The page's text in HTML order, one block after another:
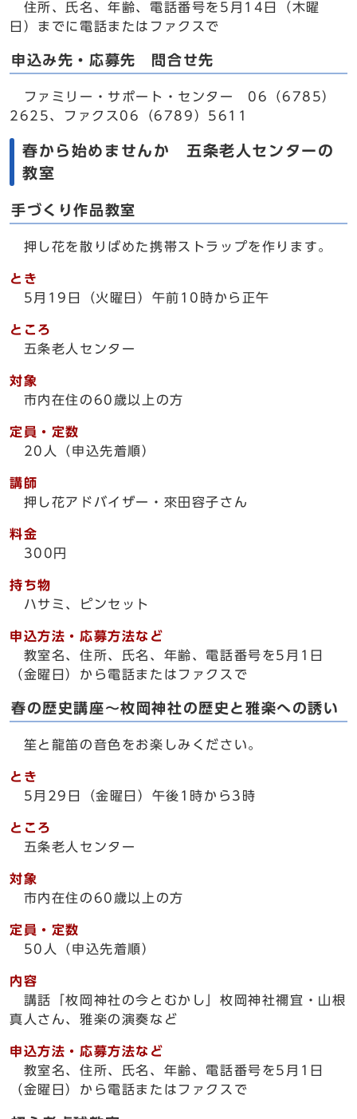
住所、氏名、年齢、電話番号を5月14日（木曜
日）までに電話またはファクスで
申込み先・応募先 問合せ先
ファミリー・サポート・センター 06（6785）
2625、ファクス06（6789）5611
春から始めませんか 五条老人センターの
教室
手づくり作品教室
押し花を散りばめた携帯ストラップを作ります。
とき
5月19日（火曜日）午前10時から正午
ところ
五条老人センター
対象
市内在住の60歳以上の方
定員・定数
20人（申込先着順）
講師
押し花アドバイザー・來田容子さん
料金
300円
持ち物
ハサミ、ピンセット
申込方法・応募方法など
教室名、住所、氏名、年齢、電話番号を5月1日
（金曜日）から電話またはファクスで
春の歴史講座～枚岡神社の歴史と雅楽への誘い
笙と龍笛の音色をお楽しみください。
とき
5月29日（金曜日）午後1時から3時
ところ
五条老人センター
対象
市内在住の60歳以上の方
定員・定数
50人（申込先着順）
内容
講話「枚岡神社の今とむかし」枚岡神社禰宜・山根
真人さん、雅楽の演奏など
申込方法・応募方法など
教室名、住所、氏名、年齢、電話番号を5月1日
（金曜日）から電話またはファクスで